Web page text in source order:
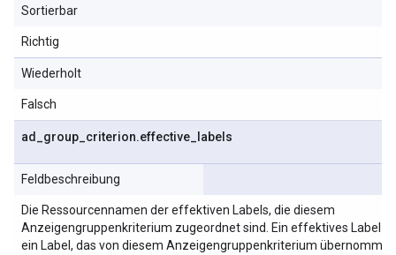
Sortierbar
Richtig
Wiederholt
Falsch
ad group criterion.effective labels
Feldbeschreibung
Die Ressourcennamen der effektiven Labels, die diesem
Anzeigengruppenkriterium zugeordnet sind. Ein effektives Label ist
ein Label, das von diesem Anzeigengruppenkriterium übernommen